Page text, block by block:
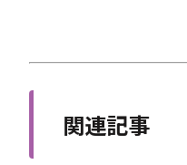
関連記事